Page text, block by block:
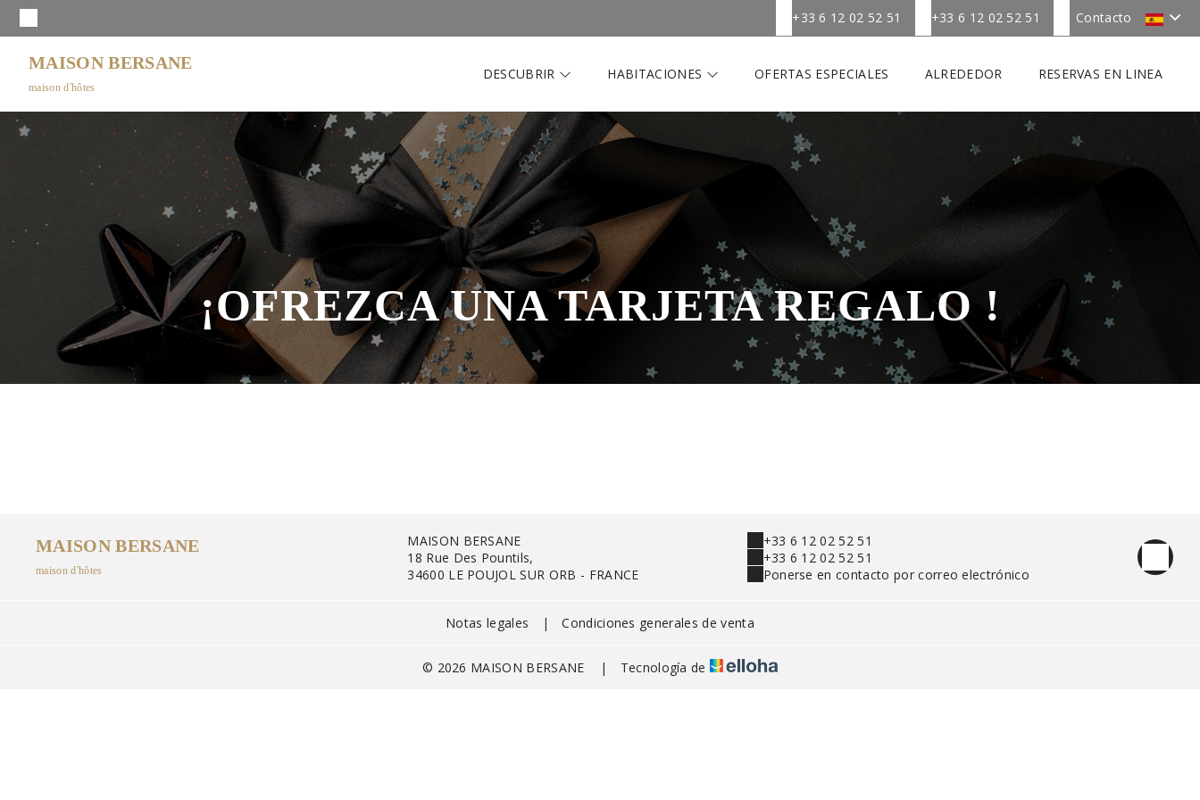
Contacto
+33 6 12 02 52 51
+33 6 12 02 52 51
MAISON BERSANE
maison d'hôtes
DESCUBRIR HABITACIONES OFERTAS ESPECIALES ALREDEDOR RESERVAS EN LINEA
¡OFREZCA UNA TARJETA REGALO !
MAISON BERSANE
maison d'hôtes
MAISON BERSANE
18 Rue Des Pountils,
34600 LE POUJOL SUR ORB - FRANCE
+33 6 12 02 52 51
+33 6 12 02 52 51
Ponerse en contacto por correo electrónico
Notas legales | Condiciones generales de venta
© 2026 MAISON BERSANE | Tecnología de